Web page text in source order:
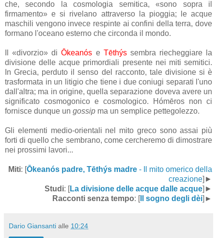
che, secondo la cosmologia semitica, «sono sopra il
firmamento» e si rivelano attraverso la pioggia; le acque
maschili vengono invece respinte ai confini della terra, dove
formano l'oceano esterno che circonda il mondo.
Il «divorzio» diŌkeanós e Tēthýssembra riecheggiare la
divisione delle acque primordiali presente nei miti semitici.
In Grecia, perduto il senso del racconto, tale divisione si è
trasformata in un litigio che tiene i due coniugi separati l'uno
dall'altra; ma in origine, quella separazione doveva avere un
significato cosmogonico e cosmologico. Hómēros non ci
fornisce dunque un gossip ma un semplice pettegolezzo.
Gli elementi medio-orientali nel mito greco sono assai più
forti di quello che sembrano, come cercheremo di dimostrare
nei prossimi lavori...
Miti: [Ōkeanós padre, Tēthýs madre - Il mito omerico della
creazione]►
Studi: [La divisione delle acque dalle acque]►
Racconti senza tempo: [Il sogno degli dèi] ►
Dario Giansanti alle 10:24